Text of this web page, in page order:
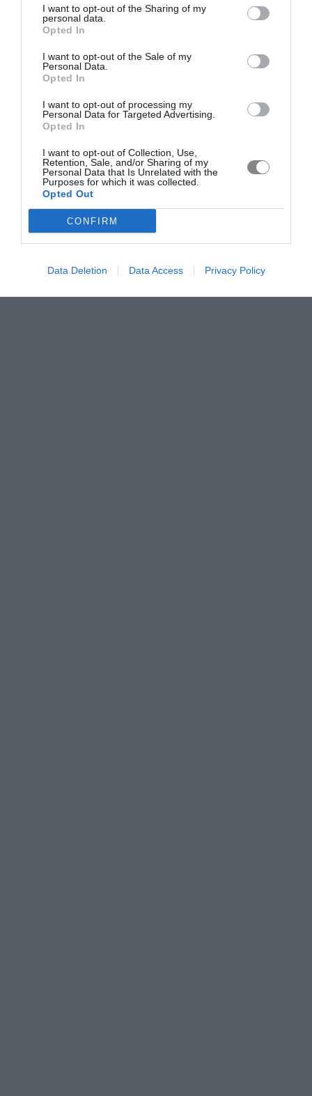
I want to opt-out of the Sharing of my
personal data.
Opted In
I want to opt-out of the Sale of my
Personal Data.
Opted In
I want to opt-out of processing my
Personal Data for Targeted Advertising.
Opted In
I want to opt-out of Collection, Use,
Retention, Sale, and/or Sharing of my
Personal Data that Is Unrelated with the
Purposes for which it was collected.
Opted Out
CONFIRM
Data Deletion Data Access Privacy Policy